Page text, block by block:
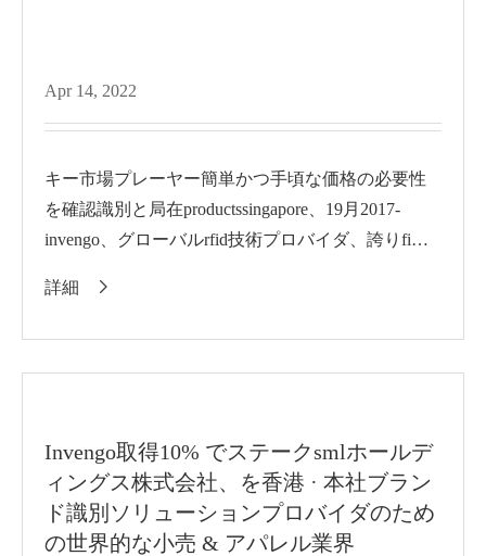
Apr 14, 2022
キー市場プレーヤー簡単かつ手頃な価格の必要性
を確認識別と局在productssingapore、19月2017-
invengo、グローバルrfid技術プロバイダ、誇りfiを
詳細

Invengo取得10% でステークsmlホールデ
ィングス株式会社、を香港 · 本社ブラン
ド識別ソリューションプロバイダのため
の世界的な小売 & アパレル業界